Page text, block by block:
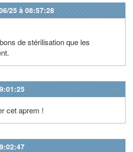
25 à 08:57:28
de stérilisation que les
cet aprem !